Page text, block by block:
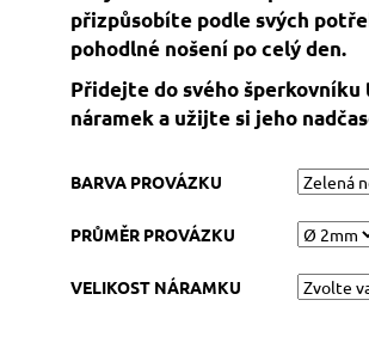
přizpůsobíte podle svých
pohodlné nošení po celý den.
Přidejte do svého
náramek a užijte si jeho
BARVA PROVÁZKU
PRŮMĚR PROVÁZKU
VELIKOST NÁRAMKU
149 Kč